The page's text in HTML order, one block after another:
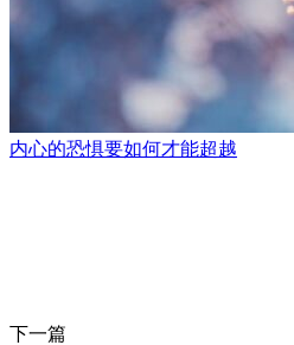
内心的恐惧要如何才能超越
下一篇